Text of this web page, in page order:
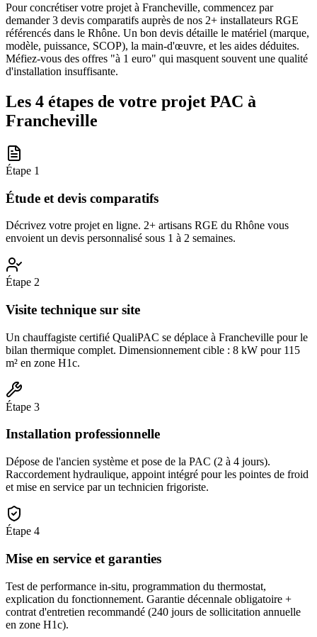
Pour concrétiser votre projet à Francheville, commencez par
demander 3 devis comparatifs auprès de nos 2+ installateurs RGE
référencés dans le Rhône. Un bon devis détaille le matériel (marque,
modèle, puissance, SCOP), la main-d'œuvre, et les aides déduites.
Méfiez-vous des offres "à 1 euro" qui masquent souvent une qualité
d'installation insuffisante.
Les 4 étapes de votre projet PAC à
Francheville
Étape 1
Étude et devis comparatifs
Décrivez votre projet en ligne. 2+ artisans RGE du Rhône vous
envoient un devis personnalisé sous 1 à 2 semaines.
Étape 2
Visite technique sur site
Un chauffagiste certifié QualiPAC se déplace à Francheville pour le
bilan thermique complet. Dimensionnement cible : 8 kW pour 115
m² en zone H1c.
Étape 3
Installation professionnelle
Dépose de l'ancien système et pose de la PAC (2 à 4 jours).
Raccordement hydraulique, appoint intégré pour les pointes de froid
et mise en service par un technicien frigoriste.
Étape 4
Mise en service et garanties
Test de performance in-situ, programmation du thermostat,
explication du fonctionnement. Garantie décennale obligatoire +
contrat d'entretien recommandé (240 jours de sollicitation annuelle
en zone H1c).